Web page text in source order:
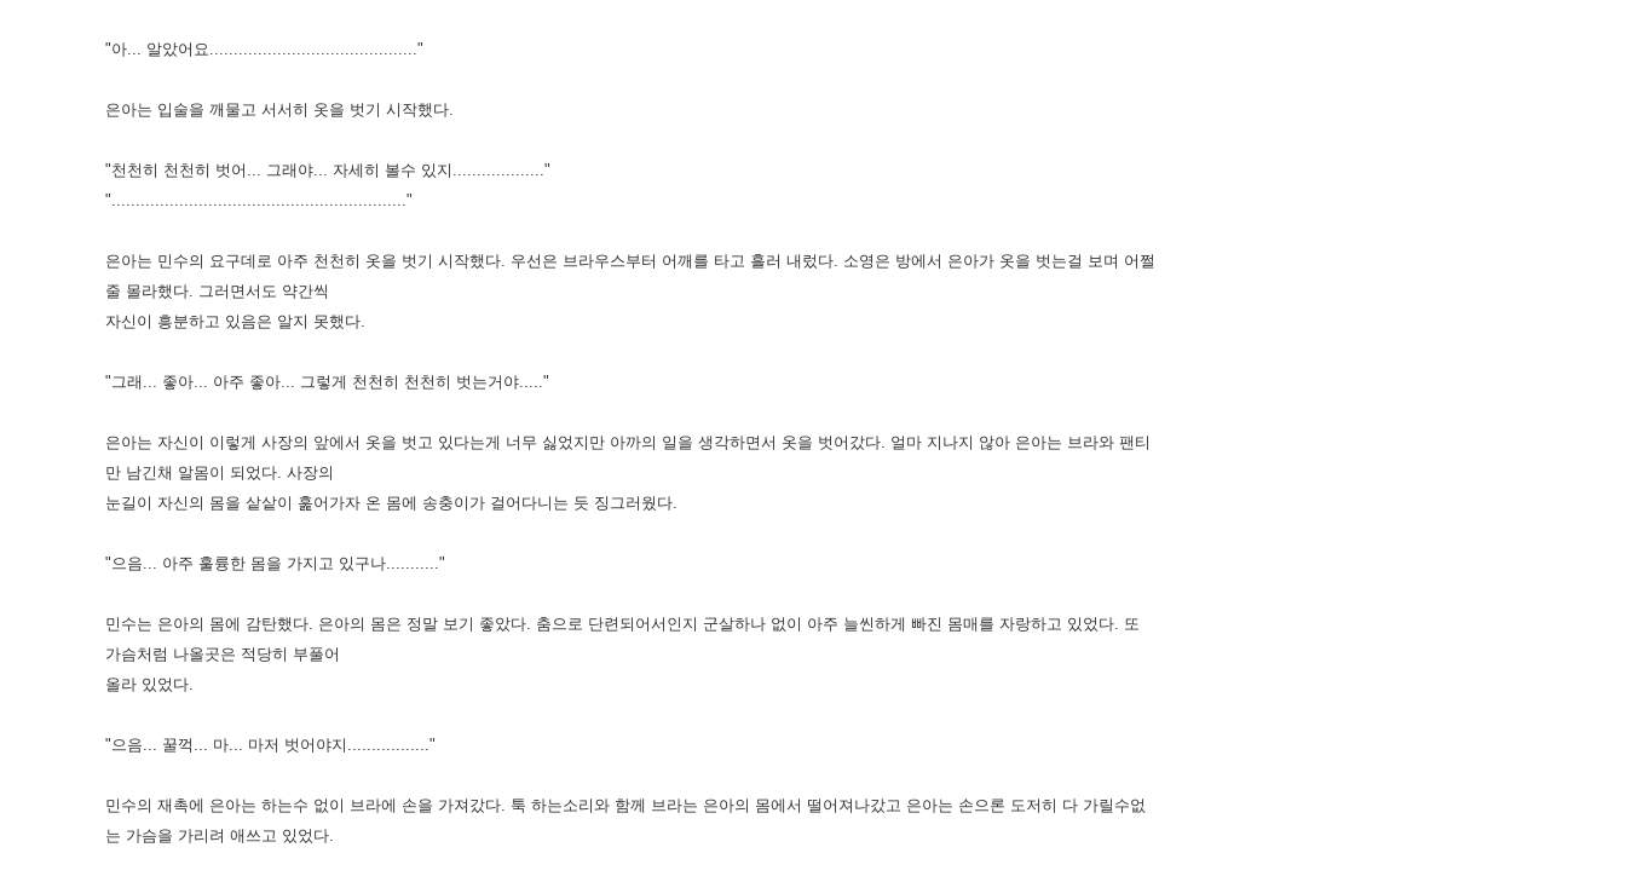
"아... 알았어요..........................................."
은아는 입술을 깨물고 서서히 옷을 벗기 시작했다.
"천천히 천천히 벗어... 그래야... 자세히 볼수 있지..................."
"............................................................."
은아는 민수의 요구데로 아주 천천히 옷을 벗기 시작했다. 우선은 브라우스부터 어깨를 타고 흘러 내렀다. 소영은 방에서 은아가 옷을 벗는걸 보며 어쩔
줄 몰라했다. 그러면서도 약간씩
자신이 흥분하고 있음은 알지 못했다.
"그래... 좋아... 아주 좋아... 그렇게 천천히 천천히 벗는거야....."
은아는 자신이 이렇게 사장의 앞에서 옷을 벗고 있다는게 너무 싫었지만 아까의 일을 생각하면서 옷을 벗어갔다. 얼마 지나지 않아 은아는 브라와 팬티
만 남긴채 알몸이 되었다. 사장의
눈길이 자신의 몸을 샅샅이 훑어가자 온 몸에 송충이가 걸어다니는 듯 징그러웠다.
"으음... 아주 훌륭한 몸을 가지고 있구나..........."
민수는 은아의 몸에 감탄했다. 은아의 몸은 정말 보기 좋았다. 춤으로 단련되어서인지 군살하나 없이 아주 늘씬하게 빠진 몸매를 자랑하고 있었다. 또
가슴처럼 나올곳은 적당히 부풀어
올라 있었다.
"으음... 꿀꺽... 마... 마저 벗어야지................."
민수의 재촉에 은아는 하는수 없이 브라에 손을 가져갔다. 툭 하는소리와 함께 브라는 은아의 몸에서 떨어져나갔고 은아는 손으론 도저히 다 가릴수없
는 가슴을 가리려 애쓰고 있었다.